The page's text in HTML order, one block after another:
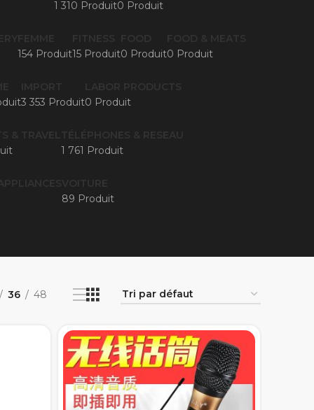
1 310 Produit0 Produit
154 Produit15 Produit0 Produit0 Produit
3 353 Produit0 Produit
1 761 Produit
89 Produit
36 48